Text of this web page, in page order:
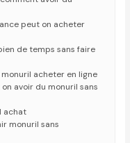
peut on acheter
de temps sans faire
acheter en ligne
avoir du monuril sans
achat
monuril sans